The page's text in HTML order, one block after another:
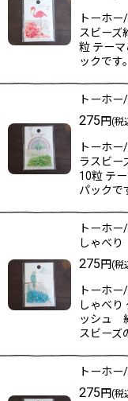
トーホ
スビー
粒 テー
ックです。
トーホ
275円(税
トーホ
ラスビー
10粒 テ
パックで
トーホ
しゃべり
275円(税
トーホ
しゃべり
ッシュ
スビーズ
トーホ
275円(税